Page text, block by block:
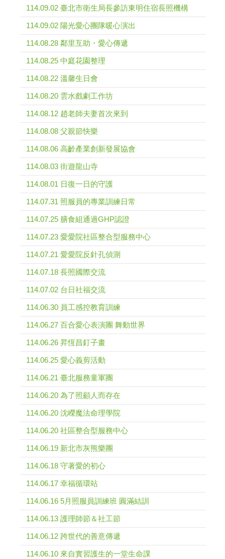
114.09.02 臺北市衛生局長參訪東明住宿長照機構
114.09.02 陽光愛心團隊暖心演出
114.08.28 鄰里互助・愛心傳遞
114.08.25 中庭花園整理
114.08.22 溫馨生日會
114.08.20 雲水戲劇工作坊
114.08.12 趙老師夫妻首次來到
114.08.08 父親節快樂
114.08.06 高齡產業創新發展協會
114.08.03 街遊龍山寺
114.08.01 日復一日的守護
114.07.31 照服員的專業訓練日常
114.07.25 膳食組通過GHP認證
114.07.23 愛愛院社區整合型服務中心
114.07.21 愛愛院反針孔偵測
114.07.18 長照國際交流
114.07.02 台日社福交流
114.06.30 員工感控教育訓練
114.06.27 百合愛心表演團 舞動世界
114.06.26 昇恆昌釘子畫
114.06.25 愛心義剪活動
114.06.21 臺北服務童軍團
114.06.20 為了照顧人而存在
114.06.20 沈嶸魔法命理學院
114.06.20 社區整合型服務中心
114.06.19 新北市灰熊樂團
114.06.18 守著愛的初心
114.06.17 幸福循環站
114.06.16 5月照服員訓練班 圓滿結訓
114.06.13 護理師節＆社工節
114.06.12 跨世代的善意傳遞
114.06.10 來自實習護生的一堂生命課